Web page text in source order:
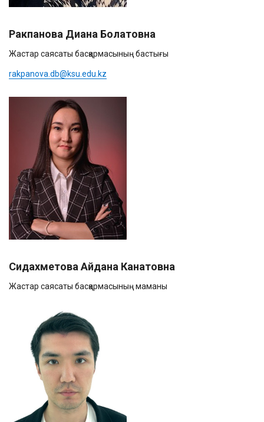
Ракпанова Диана Болатовна
Жастар саясаты басқармасының бастығы
rakpanova.db@ksu.edu.kz
Сидахметова Айдана Канатовна
Жастар саясаты басқармасының маманы